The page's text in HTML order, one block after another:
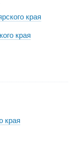
края
края
края